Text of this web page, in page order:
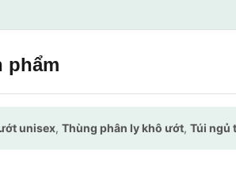
phẩm
unisex, Thùng phân ly khô ướt, Túi ngủ